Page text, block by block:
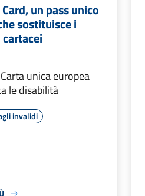
un pass unico
sostituisce i
unica europea
le disabilità
invalidi